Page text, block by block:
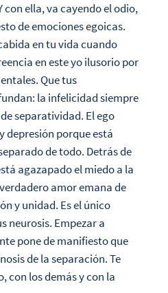
con ella, va cayendo el odio,
de emociones egoicas.
en tu vida cuando
en este yo ilusorio por
Que tus
la infelicidad siempre
separatividad. El ego
depresión porque está
de todo. Detrás de
agazapado el miedo a la
amor emana de
y unidad. Es el único
neurosis. Empezar a
pone de manifiesto que
de la separación. Te
con los demás y con la